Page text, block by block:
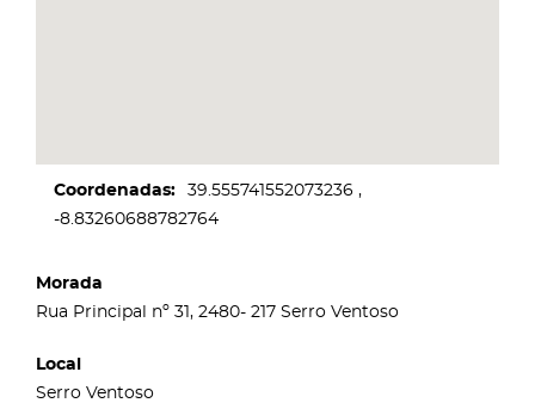
Coordenadas
39.555741552073236
-8.83260688782764
Morada
Rua Principal nº 31, 2480- 217 Serro Ventoso
Local
Serro Ventoso